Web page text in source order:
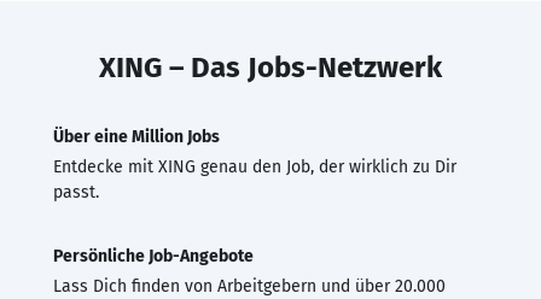
XING – Das Jobs-Netzwerk
Über eine Million Jobs
Entdecke mit XING genau den Job, der wirklich zu Dir
passt.
Persönliche Job-Angebote
Lass Dich finden von Arbeitgebern und über 20.000